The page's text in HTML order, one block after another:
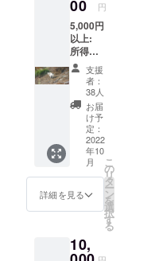
会社
名、ご
住所を
お教え
くださ
い。令
和4年分
の所得
税申告
時また
は相続
時の申
告に使
用でき
ます、
庁HP:認
定NPO
法人に
00 円
5,000円
以上:
所得税
控除の
受けら
れる、
寄付金
受領証
明書 郵
送。 （
寄付金
受領証
明書：
所得税
で申告
される
または
会社
支援
者：
38人
お届
け予
定：
2022
年10
月
詳細を見る
こ
の
リ
タ
ー
ン
を
選
択
す
る
10,